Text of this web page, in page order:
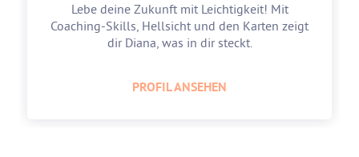
Lebe deine Zukunft mit Leichtigkeit! Mit
Coaching-Skills, Hellsicht und den Karten zeigt
dir Diana, was in dir steckt.
PROFIL ANSEHEN